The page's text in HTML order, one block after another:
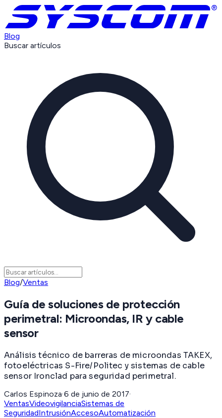
Blog
Buscar artículos
Blog/Ventas
Guía de soluciones de protección
perimetral: Microondas, IR y cable
sensor
Análisis técnico de barreras de microondas TAKEX,
fotoeléctricas S-Fire/Politec y sistemas de cable
sensor Ironclad para seguridad perimetral.
Carlos Espinoza·6 de junio de 2017·
VentasVideovigilanciaSistemas de
SeguridadIntrusiónAccesoAutomatización